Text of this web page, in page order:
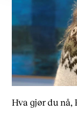
Hva gjør du nå,